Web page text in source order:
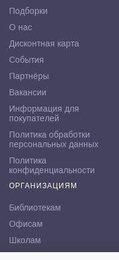
Подборки
О нас
Дисконтная карта
События
Партнёры
Вакансии
Информация для
покупателей
Политика обработки
персональных данных
Политика
конфиденциальности
ОРГАНИЗАЦИЯМ
Библиотекам
Офисам
Школам